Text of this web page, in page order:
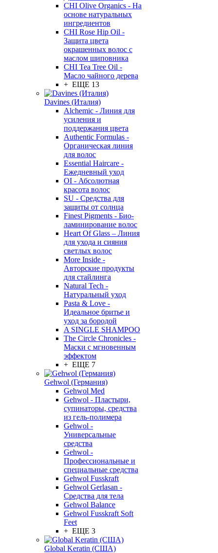
CHI Olive Organics - На
основе натуральных
ингредиентов
CHI Rose Hip Oil -
Защита цвета
окрашенных волос с
маслом шиповника
CHI Tea Tree Oil -
Масло чайного дерева
+ ЕЩЕ 13
Davines (Италия)
Alchemic - Линия для
усиления и
поддержания цвета
Authentic Formulas -
Органическая линия
для волос
Essential Haircare -
Eжедневный уход
OI - Абсолютная
красота волос
SU - Средства для
защиты от солнца
Finest Pigments - Био-
ламинирование волос
Heart Of Glass – Линия
для ухода и сияния
светлых волос
More Inside -
Авторские продукты
для стайлинга
Natural Tech -
Натуральный уход
Pasta & Love -
Идеальное бритье и
уход за бородой
A SINGLE SHAMPOO
The Circle Chronicles -
Маски с мгновенным
эффектом
+ ЕЩЕ 7
Gehwol (Германия)
Gehwol Med
Gehwol - Пластыри,
супинаторы, средства
из гель-полимера
Gehwol -
Универсальные
средства
Gehwol -
Профессиональные и
специальные средства
Gehwol Fusskraft
Gehwol Gerlasan -
Средства для тела
Gehwol Balance
Gehwol Fusskraft Soft
Feet
+ ЕЩЕ 3
Global Keratin (США)